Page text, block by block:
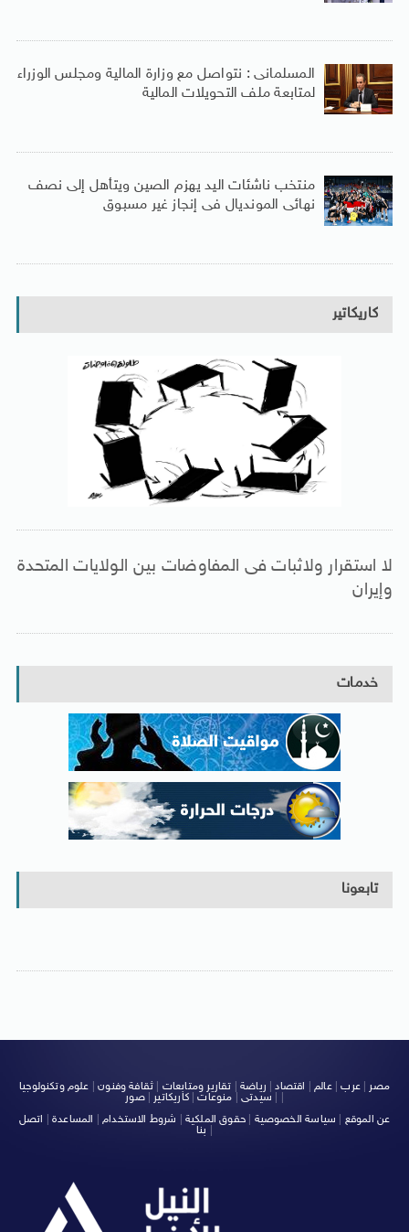
المسلمانى : نتواصل مع وزارة المالية ومجلس الوزراء
لمتابعة ملف التحويلات المالية
منتخب ناشئات اليد يهزم الصين ويتأهل إلى نصف
نهائى المونديال فى إنجاز غير مسبوق
كاريكاتير
لا استقرار ولاثبات فى المفاوضات بين الولايات المتحدة
وإيران
خدمات
تابعونا
مصر |عرب|عالم| اقتصاد| رياضة تقارير ومتابعات ثقافة وفنون| علوم وتكنولوجيا
سيدتى| منوعات|كاريكاتير |صور
عن الموقع
سياسة الخصوصية حقوق الملكية شروط الاستخدام المساعدة
اتصل
بنا